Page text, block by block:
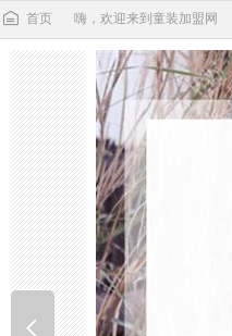
首页 嗨，欢迎来到童装加盟网